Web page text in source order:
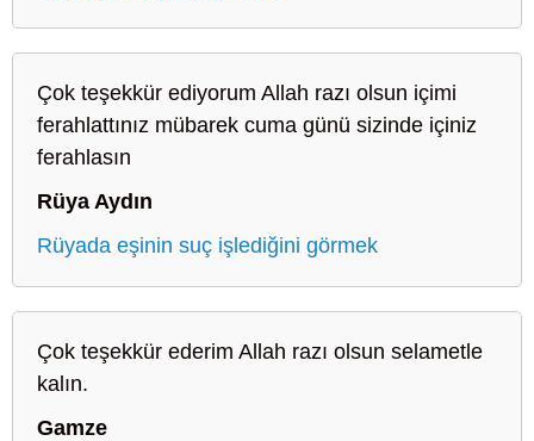
Çok teşekkür ediyorum Allah razı olsun içimi
ferahlattınız mübarek cuma günü sizinde içiniz
ferahlasın
Rüya Aydın
Rüyada eşinin suç işlediğini görmek
Çok teşekkür ederim Allah razı olsun selametle
kalın.
Gamze